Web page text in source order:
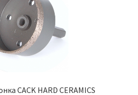
CACK HARD CERAMICS